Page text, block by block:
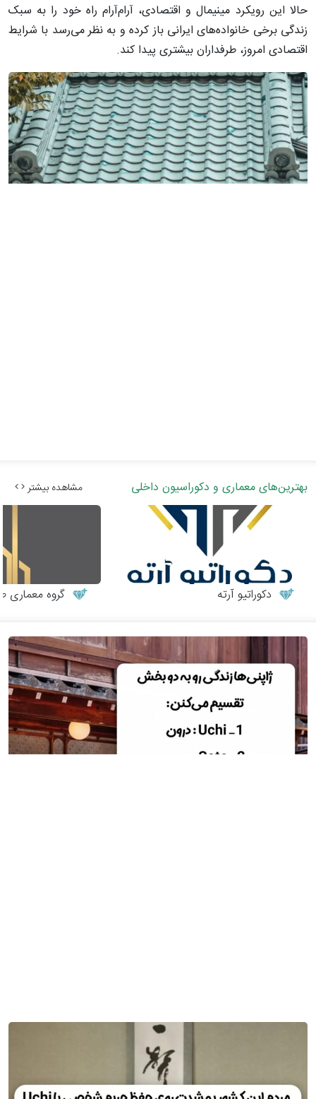
حالا این رویکرد مینیمال و اقتصادی، آرام‌آرام راه خود را به سبک
زندگی برخی خانواده‌های ایرانی باز کرده و به نظر می‌رسد با شرایط
اقتصادی امروز، طرفداران بیشتری پیدا کند.
بهترین‌های معماری و دکوراسیون داخلی مشاهده بیشتر
دکوراتیو آرته گروه معماری